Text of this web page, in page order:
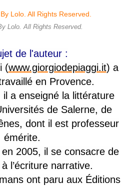
Lolo. All Rights Reserved.
de l'auteur :
(www.giorgiodepiaggi.it) a
en Provence.
a enseigné la littérature
de Salerne, de
dont il est professeur
émérite.
2005, il se consacre de
l’écriture narrative.
ont paru aux Éditions